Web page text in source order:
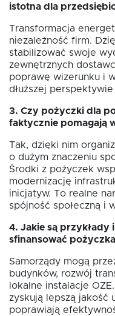
istotna dla
Transformacja
niezależność firm.
stabilizować swoje
zewnętrznych
poprawę wizerunku i
dłuższej
3. Czy pożyczki dla
faktycznie pomagają
Tak, dzięki nim
o dużym znaczeniu
Środki z pożyczek
modernizację
inicjatyw. To realne
spójność społeczną i
4. Jakie są przykłady
sfinansować
Samorządy mogą
budynków, rozwój
lokalne instalacje
zyskują lepszą jakość
poprawiają